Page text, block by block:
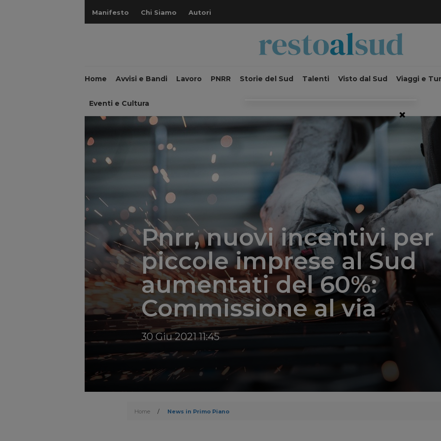
Manifesto Chi Siamo Autori
Home Avvisi e Bandi Lavoro PNRR Storie del Sud Talenti Visto dal Sud Viaggi e
Eventi e Cultura
Pnrr, nuovi incentivi per
piccole imprese al Sud
aumentati del 60%:
Commissione al via
30 Giu 2021 11:45
Home / News in Primo Piano
×